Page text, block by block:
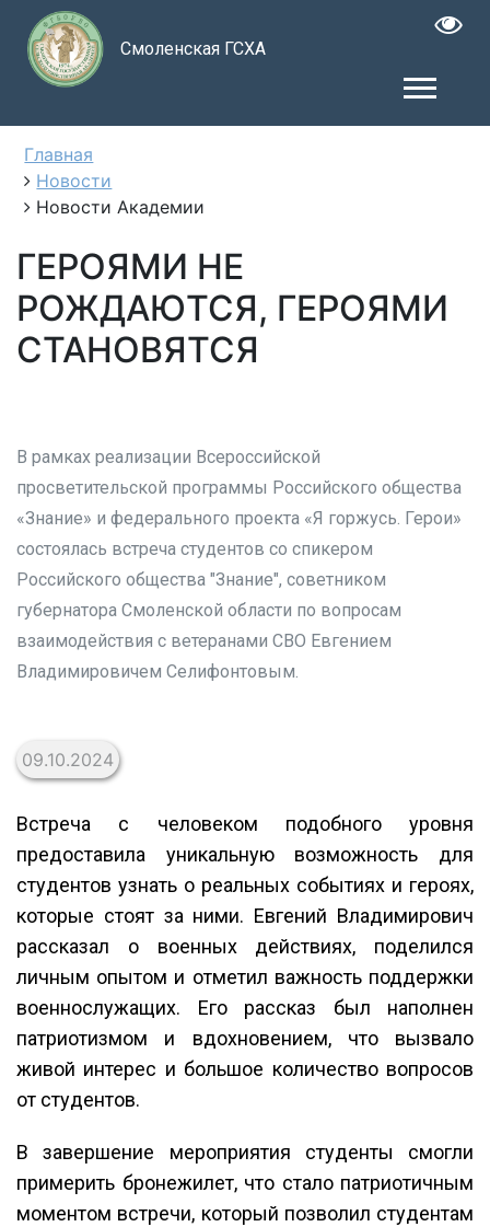
Смоленская ГСХА
Главная
Новости
Новости Академии
ГЕРОЯМИ НЕ
РОЖДАЮТСЯ, ГЕРОЯМИ
СТАНОВЯТСЯ
В рамках реализации Всероссийской
просветительской программы Российского общества
«Знание» и федерального проекта «Я горжусь. Герои»
состоялась встреча студентов со спикером
Российского общества "Знание", советником
губернатора Смоленской области по вопросам
взаимодействия с ветеранами СВО Евгением
Владимировичем Селифонтовым.
09.10.2024
Встреча с человеком подобного уровня
предоставила уникальную возможность для
студентов узнать о реальных событиях и героях,
которые стоят за ними. Евгений Владимирович
рассказал о военных действиях, поделился
личным опытом и отметил важность поддержки
военнослужащих. Его рассказ был наполнен
патриотизмом и вдохновением, что вызвало
живой интерес и большое количество вопросов
от студентов.
В завершение мероприятия студенты смогли
примерить бронежилет, что стало патриотичным
моментом встречи, который позволил студентам